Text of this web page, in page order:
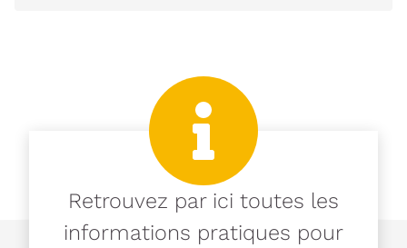
Retrouvez par ici toutes les
informations pratiques pour